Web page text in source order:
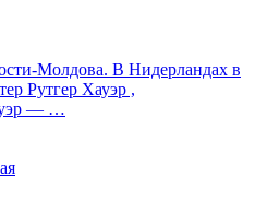
Молдова. В Нидерландах в
Рутгер Хауэр ,
— …